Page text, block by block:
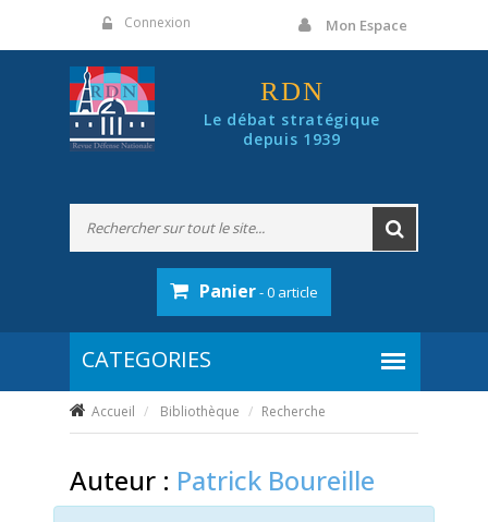
Connexion Mon Espace
RDN
Le débat stratégique
depuis 1939
Panier- 0 article
Accueil Bibliothèque Recherche
Auteur : Patrick Boureille